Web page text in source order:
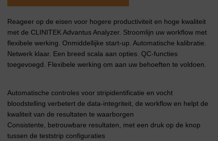
Reageer op de eisen voor hogere productiviteit en hoge kwaliteit
met de CLINITEK Advantus Analyzer. Stroomlijn uw workflow met
flexibele werking. Onmiddellijke start-up. Automatische kalibratie.
Netwerk klaar. Een breed scala aan opties. QC-functies
toegevoegd. Flexibele werking om aan uw behoeften te voldoen.
Automatische controles voor stripidentificatie en vocht
bloodstelling verbetert de data-integriteit, de workflow en helpt de
kwaliteit van de resultaten te waarborgen
Consistente, betrouwbare resultaten, met een druk op de knop
tussen de teststrip configuraties